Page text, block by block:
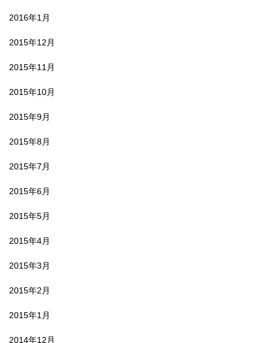
2016年1月
2015年12月
2015年11月
2015年10月
2015年9月
2015年8月
2015年7月
2015年6月
2015年5月
2015年4月
2015年3月
2015年2月
2015年1月
2014年12月